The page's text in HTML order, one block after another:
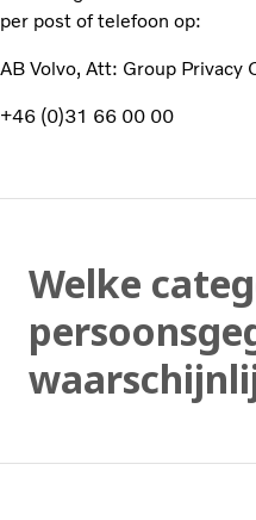
per post of telefoon op:
AB Volvo, Att: Group
+46 (0)31 66 00 00
Welke